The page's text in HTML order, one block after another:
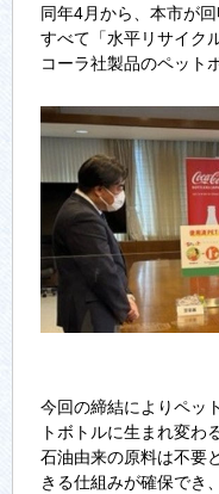
同年4月から、本市が
すべて「水平リサイク
コーラ社製品のペット
今回の締結によりペッ
トボトルに生まれ変わ
石油由来の原料は不要
きる仕組みが確保でき